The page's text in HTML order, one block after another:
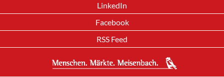
LinkedIn
Facebook
RSS Feed